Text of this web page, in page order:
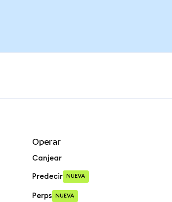
Operar
Canjear
Predecir NUEVA
Perps NUEVA